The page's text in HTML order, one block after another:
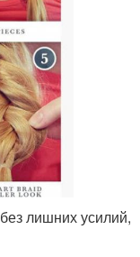
лишних усилий,